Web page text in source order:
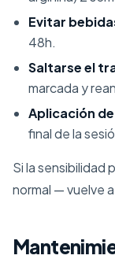
Evitar
48h.
Saltarse el
marcada y
Aplicación
final de la
Si la sensibilidad
normal — vuelve